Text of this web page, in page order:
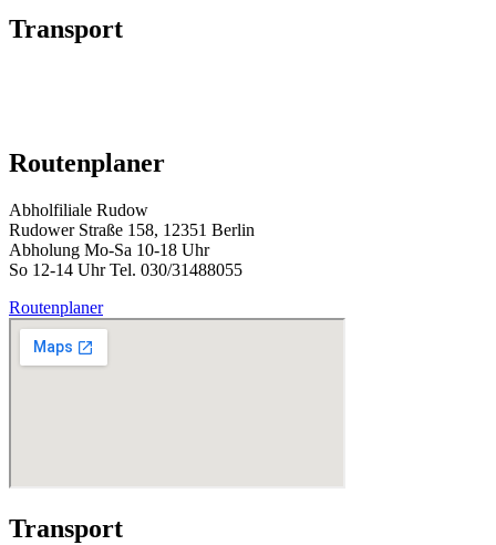
Transport
Routenplaner
Abholfiliale Rudow
Rudower Straße 158, 12351 Berlin
Abholung Mo-Sa 10-18 Uhr
So 12-14 Uhr Tel. 030/31488055
Routenplaner
Transport